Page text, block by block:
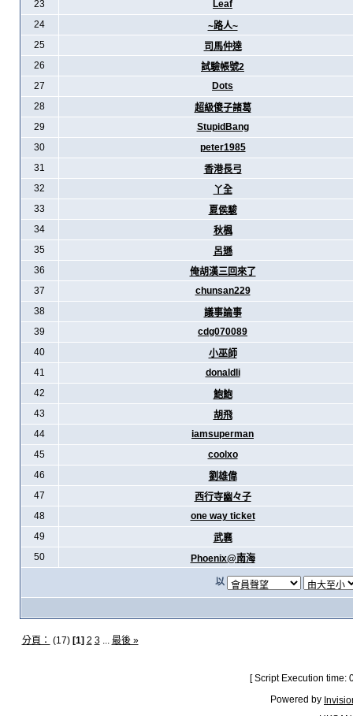
23
Leaf
24
~路人~
25
司馬仲達
26
試驗帳號2
27
Dots
28
超級傻子諸葛
29
StupidBang
30
peter1985
31
香港長弓
32
丫全
33
夏侯駿
34
秋楓
35
呂遜
36
俺胡漢三回來了
37
chunsan229
38
議事論事
39
cdg070089
40
小巫師
41
donaldli
42
鮑鮑
43
胡飛
44
iamsuperman
45
coolxo
46
劉雄偉
47
西行寺幽々子
48
one way ticket
49
武襄
50
Phoenix@南海
以
分頁： (17) [1] 2 3... 最後 »
[ Script Execution
Powered by